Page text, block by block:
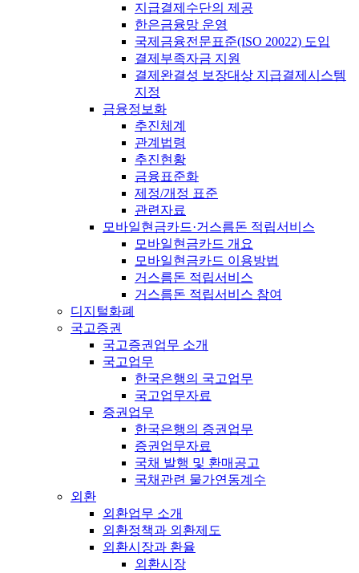
지급결제수단의 제공
한은금융망 운영
국제금융전문표준(ISO 20022) 도입
결제부족자금 지원
결제완결성 보장대상 지급결제시스템
지정
금융정보화
추진체계
관계법령
추진현황
금융표준화
제정/개정 표준
관련자료
모바일현금카드·거스름돈 적립서비스
모바일현금카드 개요
모바일현금카드 이용방법
거스름돈 적립서비스
거스름돈 적립서비스 참여
디지털화폐
국고증권
국고증권업무 소개
국고업무
한국은행의 국고업무
국고업무자료
증권업무
한국은행의 증권업무
증권업무자료
국채 발행 및 환매공고
국채관련 물가연동계수
외환
외환업무 소개
외환정책과 외환제도
외환시장과 환율
외환시장